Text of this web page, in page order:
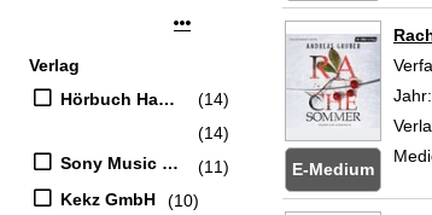
Mehr Jahr-Filter anzeigen
Verlag
Hörbuch Hamburg
(14)
Sony Music Entertainment Germany GmbH
(14)
Kekz GmbH
(11)
(10)
E-Medium
Jahr: